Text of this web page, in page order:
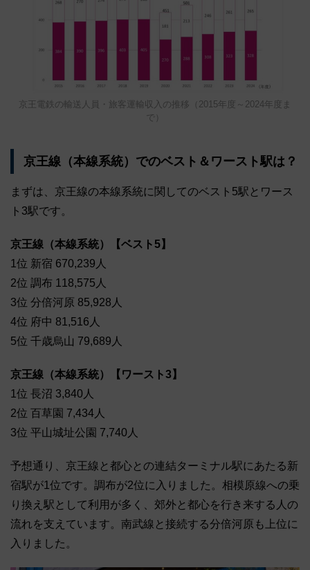
京王電鉄の輸送人員・旅客運輸収入の推移（2015年度～2024年度ま
で）
京王線（本線系統）でのベスト＆ワースト駅は？
まずは、京王線の本線系統に関してのベスト5駅とワース
ト3駅です。
京王線（本線系統）【ベスト5】
1位 新宿 670,239人
2位 調布 118,575人
3位 分倍河原 85,928人
4位 府中 81,516人
5位 千歳烏山 79,689人
京王線（本線系統）【ワースト3】
1位 長沼 3,840人
2位 百草園 7,434人
3位 平山城址公園 7,740人
予想通り、京王線と都心との連結ターミナル駅にあたる新
宿駅が1位です。調布が2位に入りました。相模原線への乗
り換え駅として利用が多く、郊外と都心を行き来する人の
流れを支えています。南武線と接続する分倍河原も上位に
入りました。